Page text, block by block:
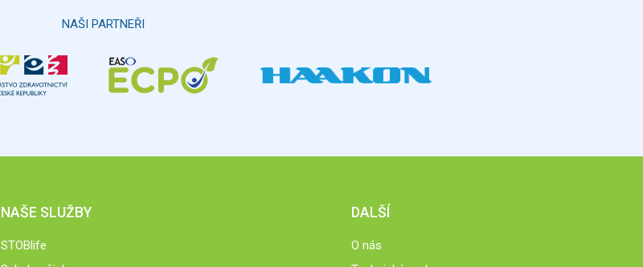
NAŠI PARTNEŘI
NAŠE SLUŽBY
STOBlife
DALŠÍ
O nás